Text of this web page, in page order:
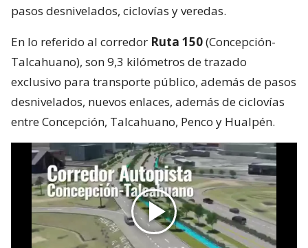
pasos desnivelados, ciclovías y veredas.
En lo referido al corredor Ruta 150(Concepción-
Talcahuano), son 9,3 kilómetros de trazado
exclusivo para transporte público, además de pasos
desnivelados, nuevos enlaces, además de ciclovías
entre Concepción, Talcahuano, Penco y Hualpén.